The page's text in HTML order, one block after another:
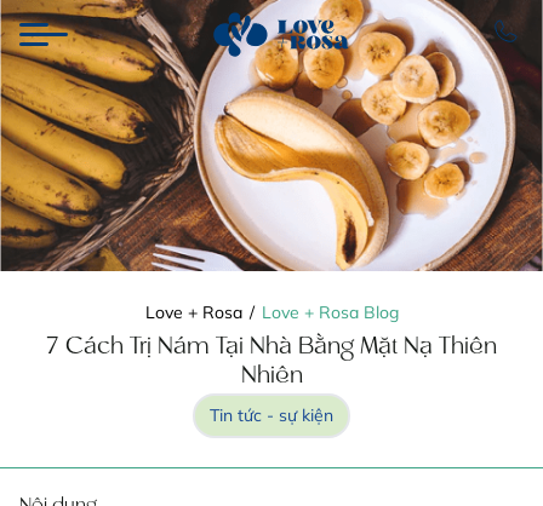
Love + Rosa / Love + Rosa Blog
7 Cách Trị Nám Tại Nhà Bằng Mặt Nạ Thiên
Nhiên
Tin tức - sự kiện